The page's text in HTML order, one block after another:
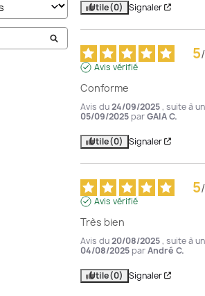
Utile(0) Signaler
5/
Avis vérifié
Conforme
Avis du24/09/2025, suite à
05/09/2025 parGAIA C.
Utile(0) Signaler
5/
Avis vérifié
Très bien
Avis du20/08/2025, suite à
04/08/2025 parAndré C.
Utile(0) Signaler